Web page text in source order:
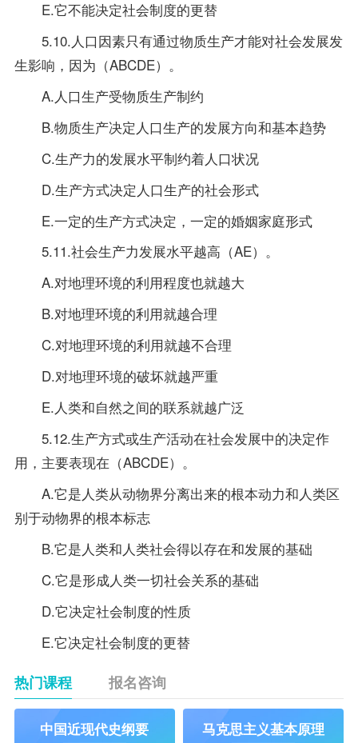
E.它不能决定社会制度的更替
5.10.人口因素只有通过物质生产才能对社会发展发
生影响，因为（ABCDE）。
A.人口生产受物质生产制约
B.物质生产决定人口生产的发展方向和基本趋势
C.生产力的发展水平制约着人口状况
D.生产方式决定人口生产的社会形式
E.一定的生产方式决定，一定的婚姻家庭形式
5.11.社会生产力发展水平越高（AE）。
A.对地理环境的利用程度也就越大
B.对地理环境的利用就越合理
C.对地理环境的利用就越不合理
D.对地理环境的破坏就越严重
E.人类和自然之间的联系就越广泛
5.12.生产方式或生产活动在社会发展中的决定作
用，主要表现在（ABCDE）。
A.它是人类从动物界分离出来的根本动力和人类区
别于动物界的根本标志
B.它是人类和人类社会得以存在和发展的基础
C.它是形成人类一切社会关系的基础
D.它决定社会制度的性质
E.它决定社会制度的更替
热门课程 报名咨询
中国近现代史纲要 马克思主义基本原理